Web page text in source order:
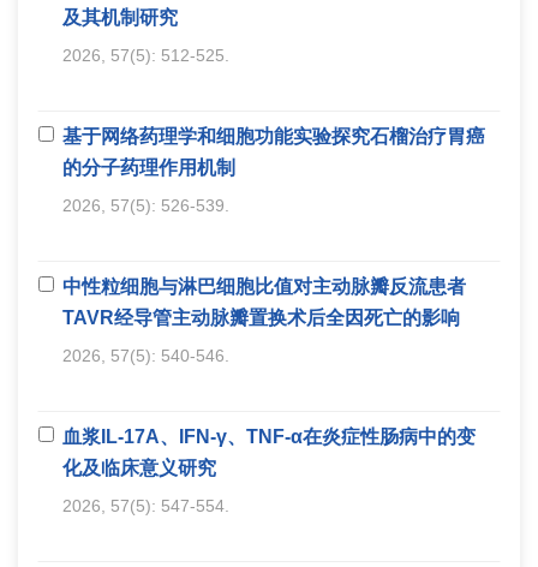
及其机制研究
2026, 57(5): 512-525.
基于网络药理学和细胞功能实验探究石榴治疗胃癌
的分子药理作用机制
2026, 57(5): 526-539.
中性粒细胞与淋巴细胞比值对主动脉瓣反流患者
TAVR经导管主动脉瓣置换术后全因死亡的影响
2026, 57(5): 540-546.
血浆IL-17A、IFN-γ、TNF-α在炎症性肠病中的变
化及临床意义研究
2026, 57(5): 547-554.